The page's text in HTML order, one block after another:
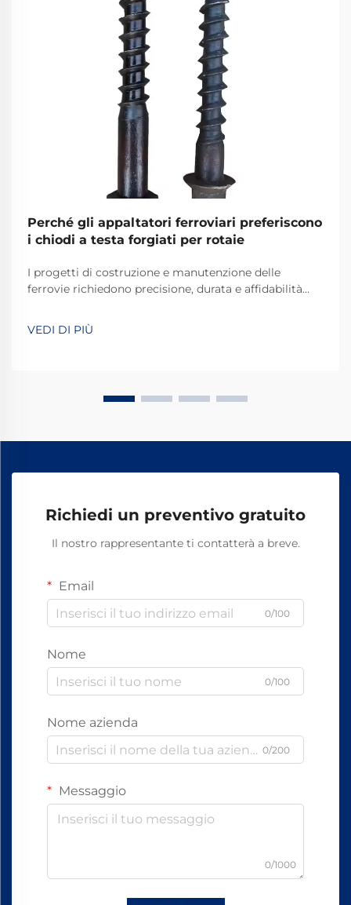
Perché gli appaltatori ferroviari preferiscono
i chiodi a testa forgiati per rotaie
I progetti di costruzione e manutenzione delle
ferrovie richiedono precisione, durata e affidabilità
elementi di fissaggio fondamentali che assicurano i
binari alle traverse ferroviarie, i chiodi a cane per
VEDI DI PIÙ
Richiedi un preventivo gratuito
Il nostro rappresentante ti contatterà a breve.
Email
0/100
Nome
0/100
Nome azienda
0/200
Messaggio
0/1000